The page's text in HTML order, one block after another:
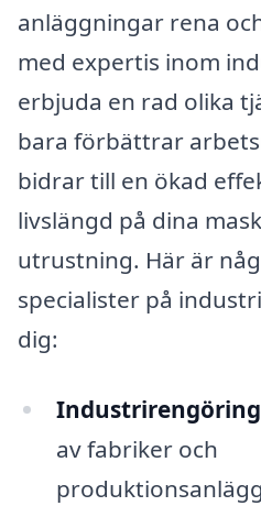
anläggningar rena
med expertis inom
erbjuda en rad olika
bara förbättrar
bidrar till en ökad
livslängd på dina
utrustning. Här är
specialister på
dig:
av fabriker och